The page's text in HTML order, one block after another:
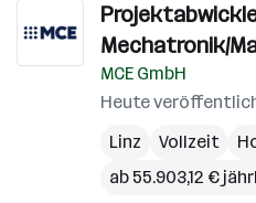
Mechatronik/
MCE GmbH
Heute
Linz
Vollzeit
ab 55.903,12 €